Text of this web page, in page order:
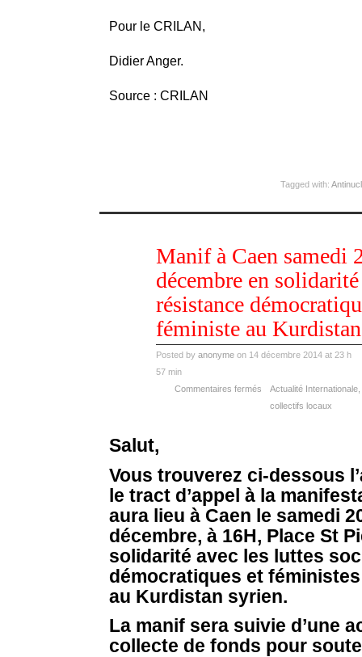
Pour le CRILAN,
Didier Anger.
Source : CRILAN
Tagged with:
Manif à Caen samedi
décembre en
résistance
féministe au
Posted by anonymeon 14 décembre 2014 at 23 h
57 min
Actualité Internationale,
collectifs locaux
Commentaires fermés
Salut,
Vous trouverez ci-dessous
le tract d’appel à la
aura lieu à Caen le samedi
décembre, à 16H, Place St
solidarité avec les luttes
démocratiques et
au Kurdistan syrien.
La manif sera suivie d’une
collecte de fonds pour